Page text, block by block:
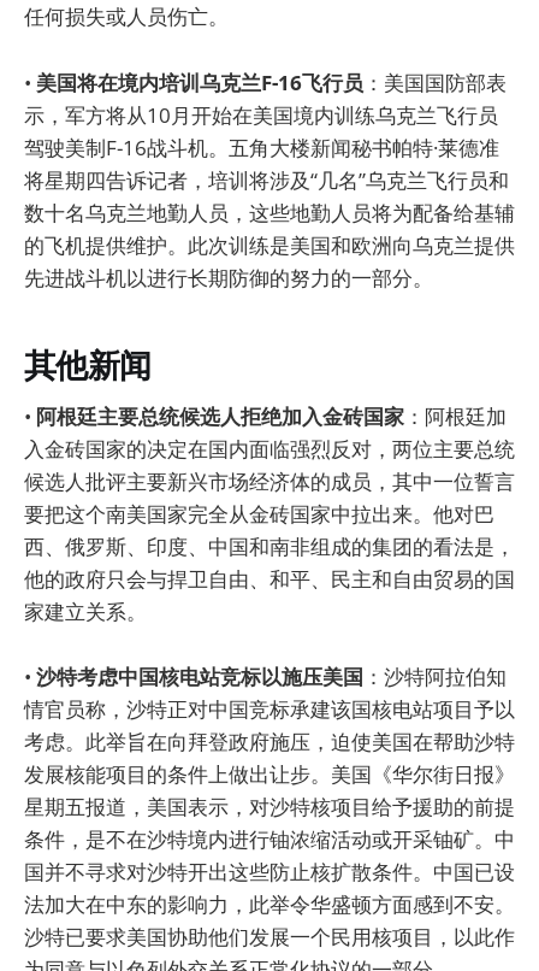
任何损失或人员伤亡。
• 美国将在境内培训乌克兰F-16飞行员 ：美国国防部表
示，军方将从10月开始在美国境内训练乌克兰飞行员
驾驶美制F-16战斗机。五角大楼新闻秘书帕特·莱德准
将星期四告诉记者，培训将涉及“几名”乌克兰飞行员和
数十名乌克兰地勤人员，这些地勤人员将为配备给基辅
的飞机提供维护。此次训练是美国和欧洲向乌克兰提供
先进战斗机以进行长期防御的努力的一部分。
其他新闻
• 阿根廷主要总统候选人拒绝加入金砖国家 ：阿根廷加
入金砖国家的决定在国内面临强烈反对，两位主要总统
候选人批评主要新兴市场经济体的成员，其中一位誓言
要把这个南美国家完全从金砖国家中拉出来。他对巴
西、俄罗斯、印度、中国和南非组成的集团的看法是，
他的政府只会与捍卫自由、和平、民主和自由贸易的国
家建立关系。
• 沙特考虑中国核电站竞标以施压美国 ：沙特阿拉伯知
情官员称，沙特正对中国竞标承建该国核电站项目予以
考虑。此举旨在向拜登政府施压，迫使美国在帮助沙特
发展核能项目的条件上做出让步。美国《华尔街日报》
星期五报道，美国表示，对沙特核项目给予援助的前提
条件，是不在沙特境内进行铀浓缩活动或开采铀矿。中
国并不寻求对沙特开出这些防止核扩散条件。中国已设
法加大在中东的影响力，此举令华盛顿方面感到不安。
沙特已要求美国协助他们发展一个民用核项目，以此作